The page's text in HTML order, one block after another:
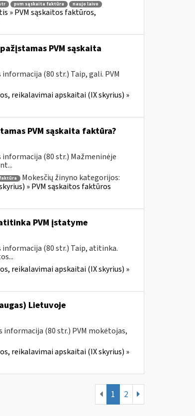
pvm sąskaita faktūra
naujo laivo
» PVM sąskaitos faktūros,
PVM sąskaita
(80 str.) Taip, gali. PVM
reikalavimai apskaitai (IX skyrius) »
PVM sąskaita faktūra?
(80 str.) Mažmeninėje
Mokesčių žinyno kategorijos:
» PVM sąskaitos faktūros
PVM įstatyme
informacija (80 str.) Taip, atitinka.
reikalavimai apskaitai (IX skyrius) »
Lietuvoje
(80 str.) PVM mokėtojas,
reikalavimai apskaitai (IX skyrius) »
1 2